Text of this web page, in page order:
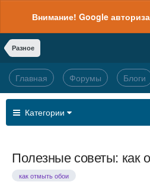
Внимание! Google
Разное
Главная Форумы Блоги
Категории
Полезные советы: как
как отмыть обои